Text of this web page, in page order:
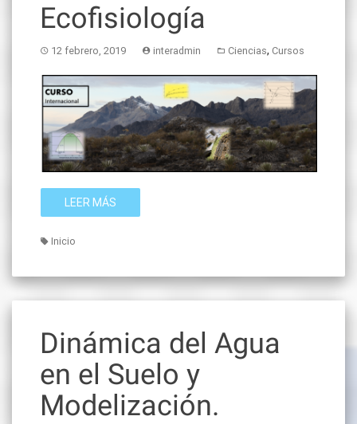
Ecofisiología
12 febrero, 2019 interadmin Ciencias, Cursos
LEER MÁS
Inicio
Dinámica del Agua
en el Suelo y
Modelización.